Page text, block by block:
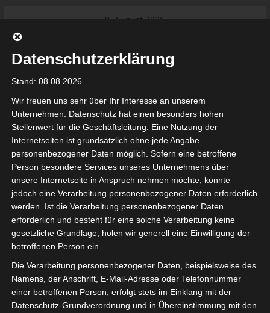
8. August 2026
beginnt am 22. und 23. August
2026 (Update)
Meisterschaft an
Ligue 1 Pro: Spielplan der ersten 15
Spieltage der Saison 2026/2027
Ligue 2 Pro Tunesien 2026/2027 –
Saison beginnt am am 19./20.
September 2026
Internationaler Sportgerichtshof
lehnt Eilverfahren ab – AS Soliman
steuert auf die Ligue 2 zu
tunesienfussball.de
Tunesien Ligafußball
von Google Adsense (Google Ireland Limited, Gordon House, Barrow
Ireland) benötigen wir laut DSGVO Ihre Zustimmung. Es werden seitens
Daten erhoben, verarbeitet und gespeichert. Welche Daten genau
bitte den Datenschutzbedingungen.
Google Adsenseist deaktiviert. ✓ Erlauben Datenschutzbedingungen
Datenschutzerklärung
Stand: 08.08.2026
Wir freuen uns sehr über Ihr Interesse an unserem
Unternehmen. Datenschutz hat einen besonders hohen
Stellenwert für die Geschäftsleitung. Eine Nutzung der
Internetseiten ist grundsätzlich ohne jede Angabe
personenbezogener Daten möglich. Sofern eine betroffene
Person besondere Services unseres Unternehmens über
unsere Internetseite in Anspruch nehmen möchte, könnte
jedoch eine Verarbeitung personenbezogener Daten erforderlich
werden. Ist die Verarbeitung personenbezogener Daten
erforderlich und besteht für eine solche Verarbeitung keine
gesetzliche Grundlage, holen wir generell eine Einwilligung der
betroffenen Person ein.
Die Verarbeitung personenbezogener Daten, beispielsweise des
Namens, der Anschrift, E-Mail-Adresse oder Telefonnummer
einer betroffenen Person, erfolgt stets im Einklang mit der
Datenschutz-Grundverordnung und in Übereinstimmung mit den